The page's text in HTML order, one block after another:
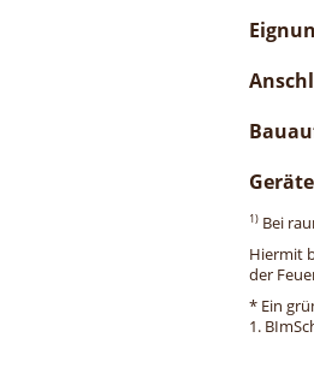
1) Bei
Hiermit
der
* Ein
1.